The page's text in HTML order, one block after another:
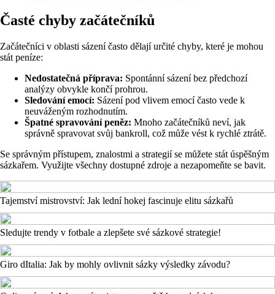
Časté chyby začátečníků
Začátečníci v oblasti sázení často dělají určité chyby, které je mohou
stát peníze:
Nedostatečná příprava: Spontánní sázení bez předchozí
analýzy obvykle končí prohrou.
Sledování emocí: Sázení pod vlivem emocí často vede k
neuváženým rozhodnutím.
Špatné spravování peněz: Mnoho začátečníků neví, jak
správně spravovat svůj bankroll, což může vést k rychlé ztrátě.
Se správným přístupem, znalostmi a strategií se můžete stát úspěšným
sázkařem. Využijte všechny dostupné zdroje a nezapomeňte se bavit.
Tajemství mistrovství: Jak lední hokej fascinuje elitu sázkařů
Sledujte trendy v fotbale a zlepšete své sázkové strategie!
Giro dItalia: Jak by mohly ovlivnit sázky výsledky závodu?